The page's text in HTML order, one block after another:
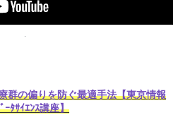
群の偏りを防ぐ最適手法【東京情報
ﾀｻｲｴﾝｽ講座】